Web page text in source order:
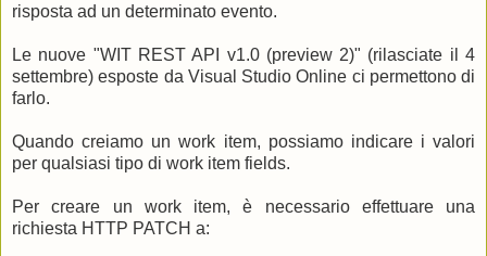
risposta ad un determinato evento.
Le nuove "WIT REST API v1.0 (preview 2)" (rilasciate il 4
settembre) esposte da Visual Studio Online ci permettono di
farlo.
Quando creiamo un work item, possiamo indicare i valori
per qualsiasi tipo di work item fields.
Per creare un work item, è necessario effettuare una
richiesta HTTP PATCH a: